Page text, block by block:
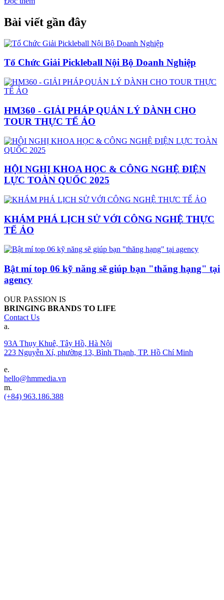
Bài viết gần đây
Tổ Chức Giải Pickleball Nội Bộ Doanh Nghiệp
HM360 - GIẢI PHÁP QUẢN LÝ DÀNH CHO
TOUR THỰC TẾ ẢO
HỘI NGHỊ KHOA HỌC & CÔNG NGHỆ ĐIỆN
LỰC TOÀN QUỐC 2025
KHÁM PHÁ LỊCH SỬ VỚI CÔNG NGHỆ THỰC
TẾ ẢO
Bật mí top 06 kỹ năng sẽ giúp bạn "thăng hạng" tại
agency
OUR PASSION IS
BRINGING BRANDS TO LIFE
Contact Us
a.
93A Thụy Khuê, Tây Hồ, Hà Nội
223 Nguyễn Xí, phường 13, Bình Thạnh, TP. Hồ Chí Minh
e.
hello@hmmedia.vn
m.
(+84) 963.186.388